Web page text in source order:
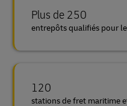
Plus de 250
entrepôts qualifiés pour
120
stations de fret maritime